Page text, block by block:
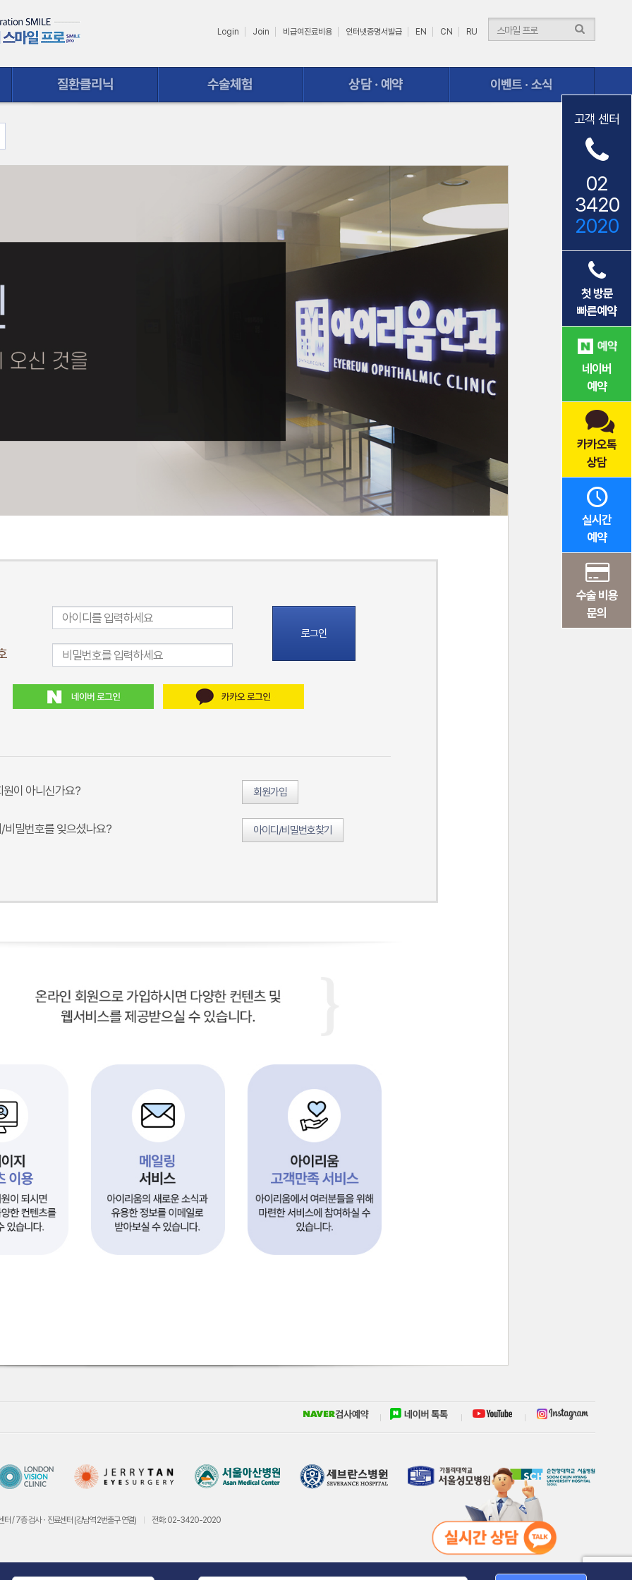
수술체험 상담ㆍ예약 이벤트ㆍ소식
고객 센터
02
3420
2020
첫 방문
빠른예약
네이버
예약
카카오톡
상담
실시간
예약
수술 비용
문의
로그인
원이 아니신가요? 회원가입
비밀번호를 잊으셨나요? 아이디/비밀번호찾기
Login Join 비급여진료비용 인터넷증명서발급 EN CN RU
/ 7층 검사ㆍ진료센터 (강남역 2번출구 연결) 전화: 02-3420-2020